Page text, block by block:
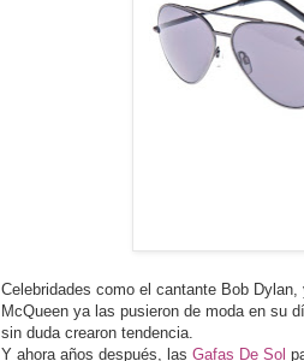
Celebridades como el cantante Bob
McQueen ya las pusieron de moda en su
sin duda crearon tendencia.
Y ahora años después, las Gafas De Sol